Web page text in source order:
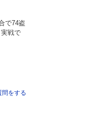
で74盗
戦で
問をする